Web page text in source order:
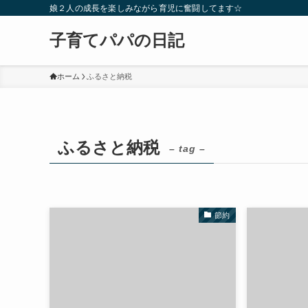
娘２人の成長を楽しみながら育児に奮闘してます☆
子育てパパの日記
ホーム ふるさと納税
ふるさと納税 – tag –
節約